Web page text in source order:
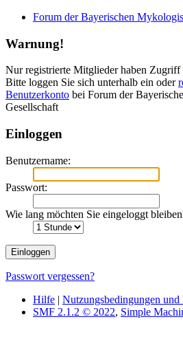
Forum der Bayerischen
Warnung!
Nur registrierte Mitglieder haben Zugriff
Bitte loggen Sie sich unterhalb ein oder
Benutzerkonto bei Forum der
Gesellschaft
Einloggen
Benutzername:
Passwort:
Wie lang möchten Sie eingeloggt
Passwort vergessen?
Hilfe | Nutzungsbedingungen und
SMF 2.1.2 © 2022, Simple